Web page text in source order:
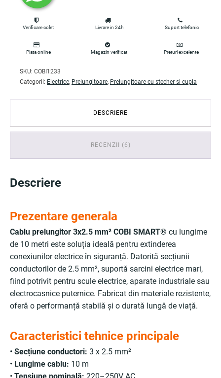
Verificare colet Livrare in 24h Suport telefonic
Plata online Magazin verificat Preturi excelente
SKU: COBI1233
Categorii: Electrice, Prelungitoare, Prelungitoare cu stecher si cupla
DESCRIERE
RECENZII (6)
Descriere
Prezentare generala
Cablu prelungitor 3x2.5 mm² COBI SMART® cu lungime
de 10 metri este soluția ideală pentru extinderea
conexiunilor electrice în siguranță. Datorită secțiunii
conductorilor de 2.5 mm², suportă sarcini electrice mari,
fiind potrivit pentru scule electrice, aparate industriale sau
electrocasnice puternice. Fabricat din materiale rezistente,
oferă o performanță stabilă și o durată lungă de viață.
Caracteristici tehnice principale
• Secțiune conductori: 3 x 2.5 mm²
• Lungime cablu: 10 m